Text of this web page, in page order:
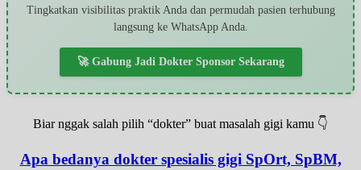
Tingkatkan visibilitas praktik Anda dan permudah pasien terhubung
langsung ke WhatsApp Anda.
🚀 Gabung Jadi Dokter Sponsor Sekarang
Biar nggak salah pilih “dokter” buat masalah gigi kamu 👇
Apa bedanya dokter spesialis gigi SpOrt, SpBM,